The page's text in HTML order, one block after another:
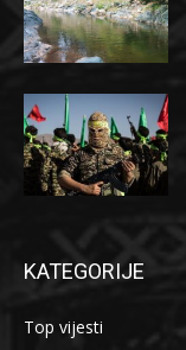
KATEGORIJE
Top vijesti